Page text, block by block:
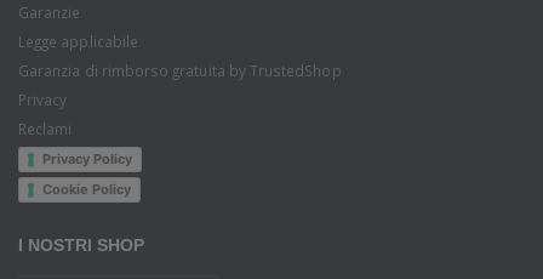
Garanzie
Legge applicabile
Garanzia di rimborso gratuita by TrustedShop
Privacy
Reclami
Privacy Policy
Cookie Policy
I NOSTRI SHOP